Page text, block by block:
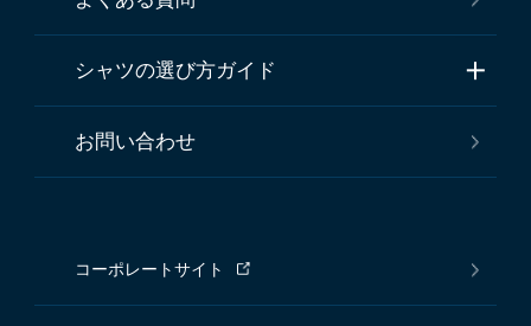
シャツの選び方ガイド
お問い合わせ
コーポレートサイト